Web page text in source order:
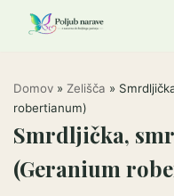
Skoči
Domov » Zelišča »
robertianum)
Smrdljička,
(Geranium